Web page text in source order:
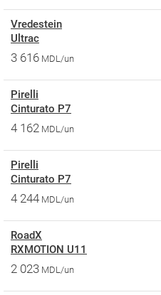
Vredestein
Ultrac
3 616 MDL/un
Pirelli
Cinturato P7
4 162 MDL/un
Pirelli
Cinturato P7
4 244 MDL/un
RoadX
RXMOTION U11
2 023 MDL/un